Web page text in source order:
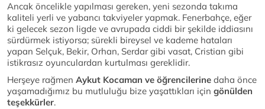
Ancak öncelikle yapılması gereken, yeni sezonda takıma
kaliteli yerli ve yabancı takviyeler yapmak. Fenerbahçe, eğer
ki gelecek sezon ligde ve avrupada ciddi bir şekilde iddiasını
sürdürmek istiyorsa; sürekli bireysel ve kademe hataları
yapan Selçuk, Bekir, Orhan, Serdar gibi vasat, Cristian gibi
istikrasız oyunculardan kurtulması gereklidir.
Herşeye rağmen Aykut Kocaman ve öğrencilerine daha önce
yaşamadığımız bu mutluluğu bize yaşattıkları için gönülden
teşekkürler.